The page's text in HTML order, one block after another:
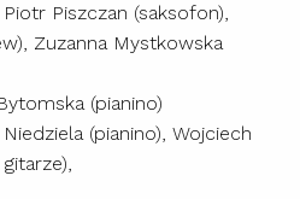
Piotr Piszczan (saksofon),
Zuzanna Mystkowska
(pianino)
(pianino), Wojciech